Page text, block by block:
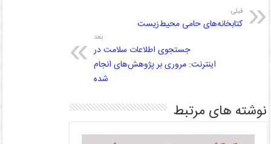
قبلی
کتابخانه‌های حامی محیط‌زیست
بعد
جستجوی اطلاعات سلامت در
اینترنت: مروری بر پژوهش‌های انجام
شده
نوشته های مرتبط